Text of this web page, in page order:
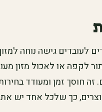
לעובדים גישה נוחה
לקפה או לאכול מזון
זה חוסך זמן ומעודד
כך שלכל אחד יש